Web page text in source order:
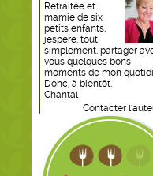
Retraitée et
mamie de six
petits enfants,
jespère, tout
simplement, partager
vous quelques bons
moments de mon
Donc, à bientôt.
Chantal
Contacter